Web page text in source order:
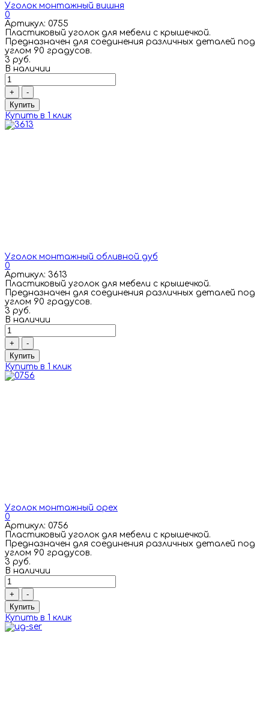
Уголок монтажный вишня
0
Артикул: 0755
Пластиковый уголок для мебели с крышечкой.
Предназначен для соединения различных деталей под
углом 90 градусов.
3 руб.
В наличии
+
-
Купить
Купить в 1 клик
Уголок монтажный обливной дуб
0
Артикул: 3613
Пластиковый уголок для мебели с крышечкой.
Предназначен для соединения различных деталей под
углом 90 градусов.
3 руб.
В наличии
+
-
Купить
Купить в 1 клик
Уголок монтажный орех
0
Артикул: 0756
Пластиковый уголок для мебели с крышечкой.
Предназначен для соединения различных деталей под
углом 90 градусов.
3 руб.
В наличии
+
-
Купить
Купить в 1 клик